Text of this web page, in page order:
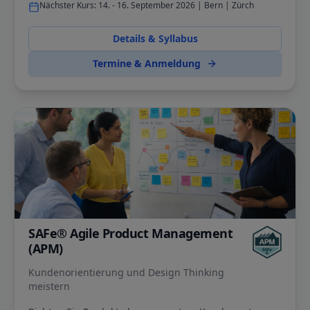
Nächster Kurs: 14. - 16. September 2026 | Bern | Zürch
Details & Syllabus
Termine & Anmeldung
SAFe® Agile Product Management
(APM)
Kundenorientierung und Design Thinking
meistern